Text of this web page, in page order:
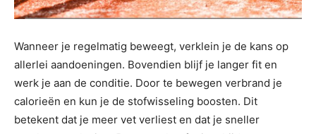
Wanneer je regelmatig beweegt, verklein je de kans op
allerlei aandoeningen. Bovendien blijf je langer fit en
werk je aan de conditie. Door te bewegen verbrand je
calorieën en kun je de stofwisseling boosten. Dit
betekent dat je meer vet verliest en dat je sneller